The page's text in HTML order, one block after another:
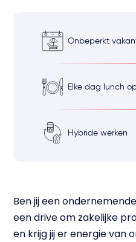
Onbeperkt
Elke dag lunch
Hybride werken
Ben jij een
een drive om zakelijke
en krijg jij er energie van